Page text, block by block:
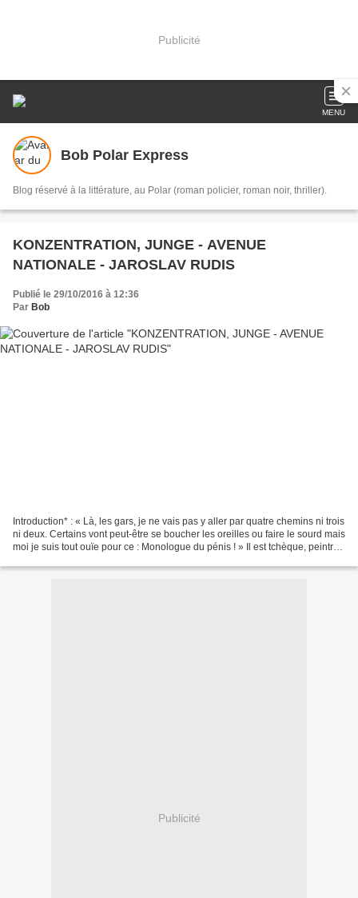
Publicité
MENU
Bob Polar Express
Blog réservé à la littérature, au Polar (roman policier, roman noir, thriller).
KONZENTRATION, JUNGE - AVENUE
NATIONALE - JAROSLAV RUDIS
Publié le 29/10/2016 à 12:36
Par Bob
Introduction* : « Là, les gars, je ne vais pas y aller par quatre chemins ni trois
ni deux. Certains vont peut-être se boucher les oreilles ou faire le sourd mais
moi je suis tout ouïe pour ce : Monologue du pénis ! » Il est tchèque, peintre,
Publicité